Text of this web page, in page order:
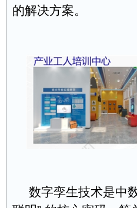
的解决方案。
数字孪生技术是中